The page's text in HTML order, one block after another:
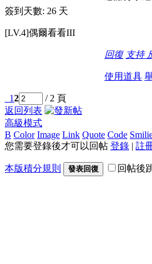
簽到天數: 26 天
[LV.4]偶爾看看III
回復 支持
使用道具
12
/ 2 頁
返回列表
高級模式
B Color Image Link Quote Code
您需要登錄後才可以回帖 登錄 | 註
本版積分規則 發表回復 回帖後